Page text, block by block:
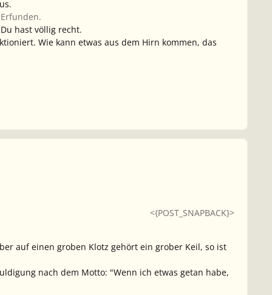
hast völlig recht.
Wie kann etwas aus dem Hirn kommen, das
<{POST_SNAPBACK}>
auf einen groben Klotz gehört ein grober Keil, so ist
nach dem Motto: "Wenn ich etwas getan habe,